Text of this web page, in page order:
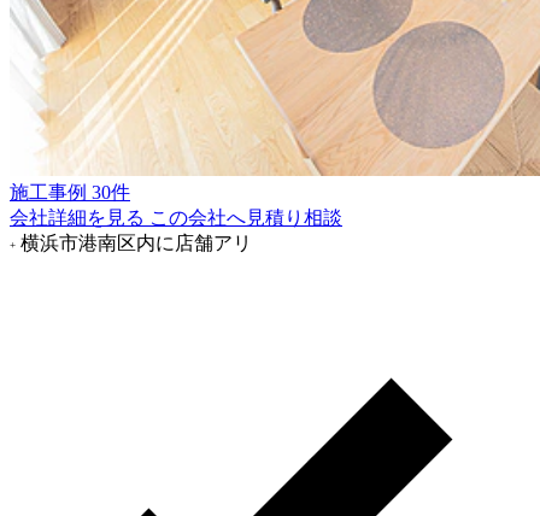
施工事例 30件
会社詳細を見る この会社へ見積り相談
+ 横浜市港南区内に店舗アリ